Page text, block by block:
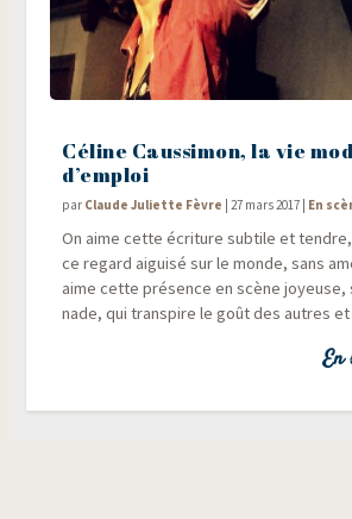
Céline Caussimon, la vie
d’emploi
par Claude Juliette Fèvre |27 mars 2017 En
On aime cette écri­ture sub­tile et
ce regard aigui­sé sur le monde, sans
aime cette pré­sence en scène
nade, qui trans­pire le goût des autres
En